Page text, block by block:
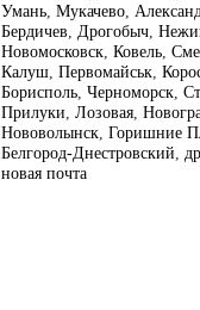
Умань, Мукачево,
Бердичев, Дрогобыч,
Новомосковск, Ковель,
Калуш, Первомайськ,
Борисполь, Черноморск,
Прилуки, Лозовая,
Нововолынск, Горишние
Белгород-Днестровский,
новая почта